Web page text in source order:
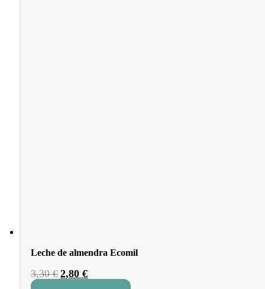
Leche de almendra Ecomil
3,30€ El
2,80€El